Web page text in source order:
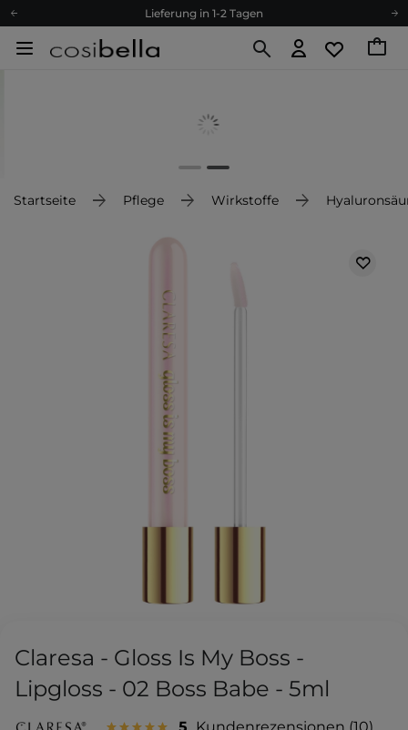
Lieferung in 1-2 Tagen
Empfehle uns weiter und sammle noch mehr Punkte
Versand nach Deutschland und Österreich
Lieferung in 1-2 Tagen
Empfehle uns weiter und sammle noch mehr Punkte
Startseite Pflege Wirkstoffe
Claresa - Gloss Is My Boss -
Lipgloss - 02 Boss Babe - 5ml